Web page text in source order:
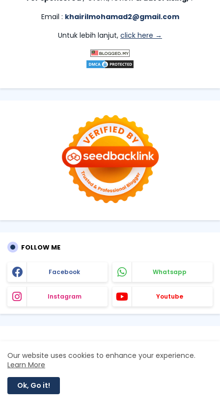
Email : khairilmohamad2@gmail.com
Untuk lebih lanjut, click here →
FOLLOW ME
Facebook Whatsapp
Instagram Youtube
Our website uses cookies to enhance your experience.
Learn More
Ok, Go it!